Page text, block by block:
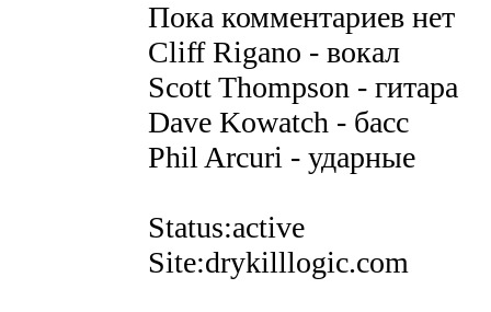
Пока комментариев нет
Cliff Rigano - вокал
Scott Thompson - гитара
Dave Kowatch - басс
Phil Arcuri - ударные
Status:active
Site:drykilllogic.com